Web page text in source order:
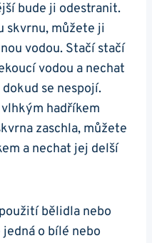
bude ji ‌odestranit.
skvrnu, můžete ji
vodou.‌ Stačí stačí
vodou a nechat
se nespojí.
hadříkem
zaschla, můžete
a nechat jej delší
bělidla nebo
o bílé nebo